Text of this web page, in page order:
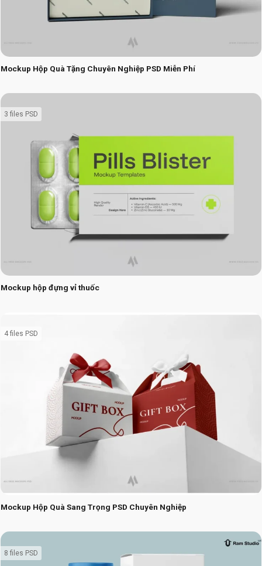
Mockup Hộp Quà Tặng Chuyên Nghiệp PSD Miễn Phí
Mockup hộp đựng vỉ thuốc
3 files PSD
Mockup Hộp Quà Sang Trọng PSD Chuyên Nghiệp
4 files PSD
8 files PSD